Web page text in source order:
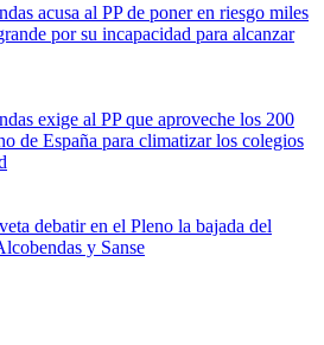
acusa al PP de poner en riesgo miles
por su incapacidad para alcanzar
exige al PP que aproveche los 200
de España para climatizar los colegios
debatir en el Pleno la bajada del
y Sanse